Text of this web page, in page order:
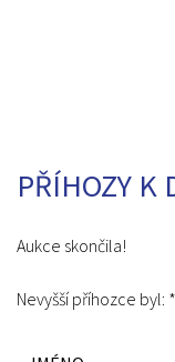
PŘÍHOZY K
Aukce skončila!
Nevyšší příhozce byl: